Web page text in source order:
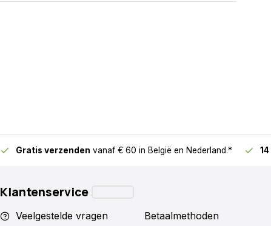
Gratis verzenden vanaf € 60 in België en Nederland.* 14
Klantenservice
Veelgestelde vragen Betaalmethoden